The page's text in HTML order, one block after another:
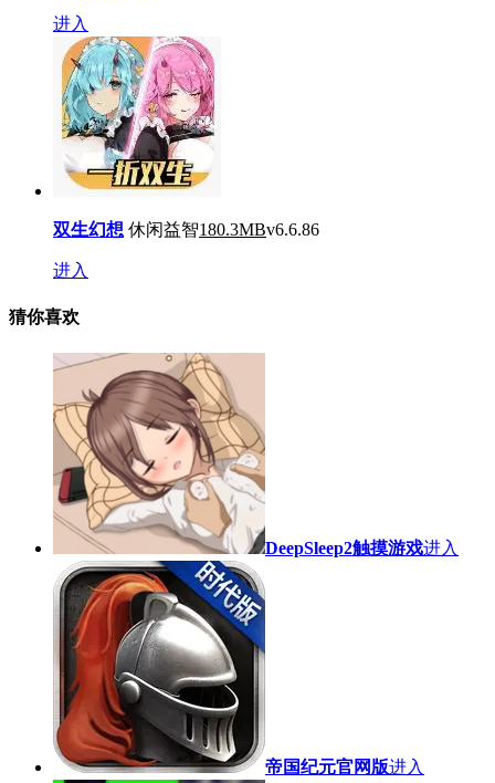
进入
双生幻想 休闲益智180.3MBv6.6.86
进入
猜你喜欢
DeepSleep2触摸游戏进入
帝国纪元官网版进入